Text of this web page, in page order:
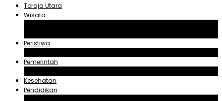
Toraja Utara
Wisata
Peristiwa
Pemerintah
Kesehatan
Pendidikan